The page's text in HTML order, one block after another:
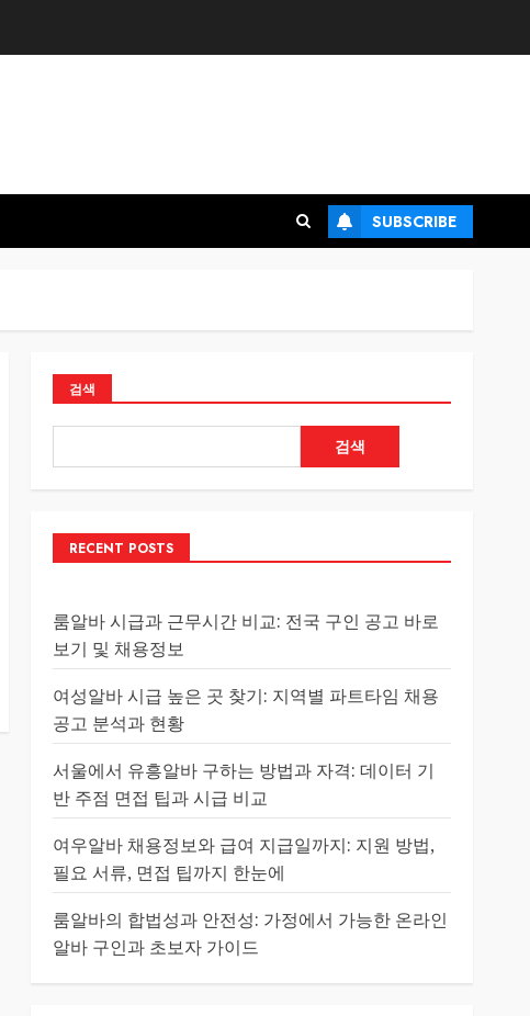
SUBSCRIBE
검색
검색
RECENT POSTS
룸알바 시급과 근무시간 비교: 전국 구인 공고 바로
보기 및 채용정보
여성알바 시급 높은 곳 찾기: 지역별 파트타임 채용
공고 분석과 현황
서울에서 유흥알바 구하는 방법과 자격: 데이터 기
반 주점 면접 팁과 시급 비교
여우알바 채용정보와 급여 지급일까지: 지원 방법,
필요 서류, 면접 팁까지 한눈에
룸알바의 합법성과 안전성: 가정에서 가능한 온라인
알바 구인과 초보자 가이드